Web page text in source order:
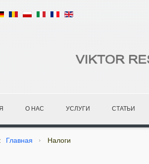
О НАС УСЛУГИ СТАТЬИ
Главная Налоги